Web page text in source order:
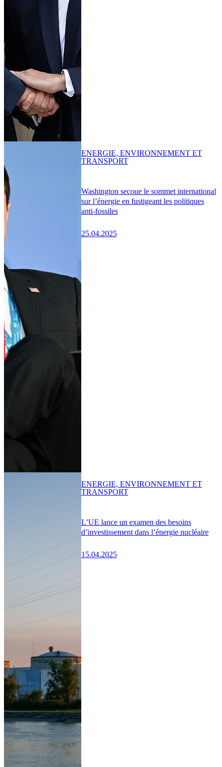
Washington secoue le sommet international
sur l’énergie en fustigeant les politiques
anti-fossiles
25.04.2025
ENERGIE, ENVIRONNEMENT ET
TRANSPORT
L’UE lance un examen des besoins
d’investissement dans l’énergie nucléaire
15.04.2025
ENERGIE, ENVIRONNEMENT ET
TRANSPORT